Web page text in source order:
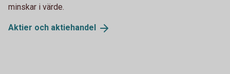
minskar i värde.
Aktier och aktiehandel